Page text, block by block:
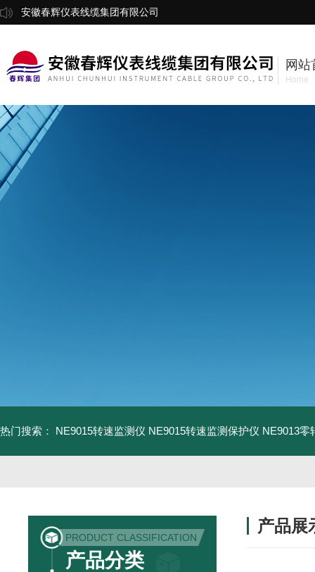
安徽春辉仪表线缆集团有限公司
网站
Home
热门搜索： NE9015转速监测仪 NE9015转速监测保护仪 NE9013零
PRODUCT CLASSIFICATION
产品分类
产品展